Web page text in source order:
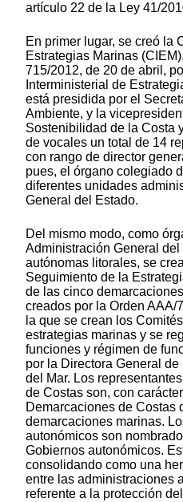
artículo 22 de la Ley 41/
En primer lugar, se creó la
Estrategias Marinas
715/2012, de 20 de abril,
Interministerial de
está presidida por el
Ambiente, y la
Sostenibilidad de la Costa
de vocales un total de 14
con rango de director
pues, el órgano colegiado
diferentes unidades
General del Estado.
Del mismo modo, como
Administración General
autónomas litorales, se
Seguimiento de la
de las cinco
creados por la Orden AAA/
la que se crean los
estrategias marinas y se
funciones y régimen de
por la Directora General
del Mar. Los
de Costas son, con
Demarcaciones de Costas
demarcaciones marinas.
autonómicos son
Gobiernos autonómicos.
consolidando como una
entre las administraciones
referente a la protección